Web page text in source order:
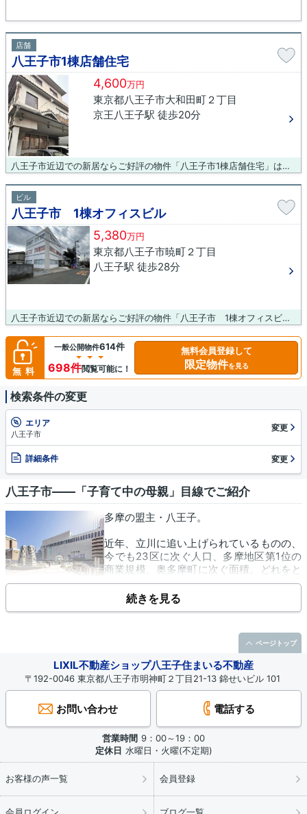
店舗
八王子市1棟店舗住宅
4,600万円
東京都八王子市大和田町２丁目
京王八王子駅 徒歩20分
八王子市近辺での新居ならご好評の物件「八王子市1棟店舗住宅」はいかがでしょうか。小規模工場や戸建に加えて、マンション・店舗・飲食店・事務所・オフィスビルなどが混在する街並みの準工業地域。土地面積は181.7㎡(公簿)でご要望も多い物件です。買い物の運搬が楽になりやすい平坦地の物件はこちらです。
ビル
八王子市 1棟オフィスビル
5,380万円
東京都八王子市暁町２丁目
八王子駅 徒歩28分
八王子市近辺での新居ならご好評の物件「八王子市 1棟オフィスビル」はいかがでしょうか。立地する第一種中高層住居専用地域は、3階建て以上の集合住宅が建ち並ぶ住宅市街地の良好な居住環境を保護するために指定される地域です。買い物のときの道のりで負担を最小限に抑えることができる平坦地の物件です。広さの心配がいらない土地面積264.9㎡(公簿)。
無料
一般公開物件614件
698件閲覧可能に！
無料会員登録して
限定物件を見る
検索条件の変更
エリア
八王子市
変更
詳細条件 変更
八王子市――「子育て中の母親」目線でご紹介
多摩の盟主・八王子。
近年、立川に追い上げられているものの、
今でも23区に次ぐ人口、多摩地区第1位の
商業規模、奥多摩町に次ぐ面積。どれをと
っても、堂々たる存在感は変わりません。
私は八王子に暮らして、まもなく半世紀になろうとしていま
を終えそうです。でも、それに十分見合うだけの魅力がこの街
その魅力を、趣味の歴史散策を通じて、ご紹介して参ります。
今回は「八王子市」の総論。教育、歴史、交通、商業、自然、
気候、防災・治安、芸術・文化という切り口で語りたいと思い
ます。
クイズ形式にしていますので、皆さん考えてみてくださいね。
■【多様な教育】不登校特例校は、全国に●●校ある。
続きを見る
LIXIL不動産ショップ八王子住まいる不動産
〒192-0046 東京都八王子市明神町２丁目21-13 錦せいビル 101
お問い合わせ 電話する
営業時間 9：00～19：00
定休日 水曜日・火曜(不定期)
お客様の声一覧 会員登録
ページトップ